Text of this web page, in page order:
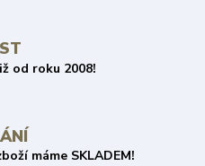
od roku 2008!
máme SKLADEM!